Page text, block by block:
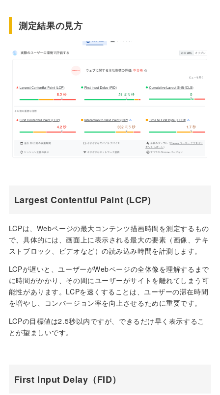
測定結果の見方
Largest Contentful Paint (LCP)
LCPは、Webページの最大コンテンツ描画時間を測定するもの
で、具体的には、画面上に表示される最大の要素（画像、テキ
ストブロック、ビデオなど）の読み込み時間を計測します。
LCPが遅いと、ユーザーがWebページの全体像を理解するまで
に時間がかかり、その間にユーザーがサイトを離れてしまう可
能性があります。LCPを速くすることは、ユーザーの滞在時間
を増やし、コンバージョン率を向上させるために重要です。
LCPの目標値は2.5秒以内ですが、できるだけ早く表示するこ
とが望ましいです。
First Input Delay（FID）